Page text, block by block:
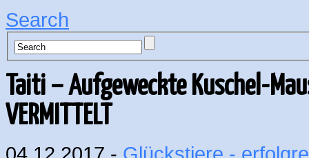
Search
Taiti – Aufgeweckte Kuschel-
VERMITTELT
04.12.2017 - Glückstiere -